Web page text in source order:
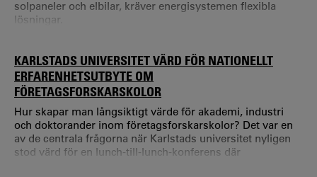
solpaneler och elbilar, kräver energisystemen flexibla
lösningar.
KARLSTADS UNIVERSITET VÄRD FÖR NATIONELLT
ERFARENHETSUTBYTE OM
FÖRETAGSFORSKARSKOLOR
Hur skapar man långsiktigt värde för akademi, industri
och doktorander inom företagsforskarskolor? Det var en
av de centrala frågorna när Karlstads universitet nyligen
stod värd för en lunch-till-lunch-konferens där